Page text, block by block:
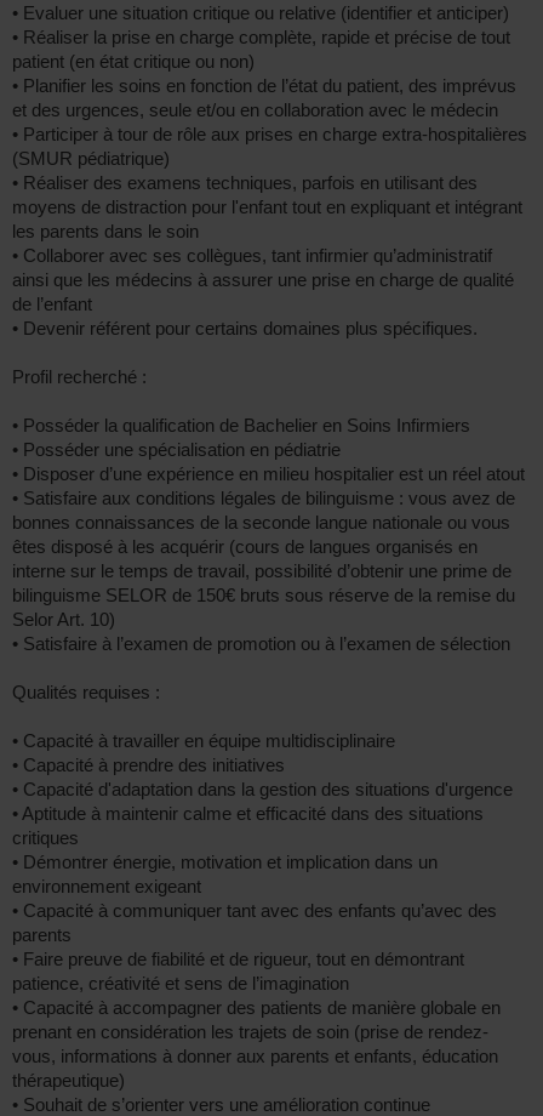
• Evaluer une situation critique ou relative (identifier et anticiper)
• Réaliser la prise en charge complète, rapide et précise de tout
patient (en état critique ou non)
• Planifier les soins en fonction de l’état du patient, des imprévus
et des urgences, seule et/ou en collaboration avec le médecin
• Participer à tour de rôle aux prises en charge extra-hospitalières
(SMUR pédiatrique)
• Réaliser des examens techniques, parfois en utilisant des
moyens de distraction pour l'enfant tout en expliquant et intégrant
les parents dans le soin
• Collaborer avec ses collègues, tant infirmier qu’administratif
ainsi que les médecins à assurer une prise en charge de qualité
de l’enfant
• Devenir référent pour certains domaines plus spécifiques.
Profil recherché :
• Posséder la qualification de Bachelier en Soins Infirmiers
• Posséder une spécialisation en pédiatrie
• Disposer d’une expérience en milieu hospitalier est un réel atout
• Satisfaire aux conditions légales de bilinguisme : vous avez de
bonnes connaissances de la seconde langue nationale ou vous
êtes disposé à les acquérir (cours de langues organisés en
interne sur le temps de travail, possibilité d’obtenir une prime de
bilinguisme SELOR de 150€ bruts sous réserve de la remise du
Selor Art. 10)
• Satisfaire à l’examen de promotion ou à l’examen de sélection
Qualités requises :
• Capacité à travailler en équipe multidisciplinaire
• Capacité à prendre des initiatives
• Capacité d'adaptation dans la gestion des situations d'urgence
• Aptitude à maintenir calme et efficacité dans des situations
critiques
• Démontrer énergie, motivation et implication dans un
environnement exigeant
• Capacité à communiquer tant avec des enfants qu’avec des
parents
• Faire preuve de fiabilité et de rigueur, tout en démontrant
patience, créativité et sens de l’imagination
• Capacité à accompagner des patients de manière globale en
prenant en considération les trajets de soin (prise de rendez-
vous, informations à donner aux parents et enfants, éducation
thérapeutique)
• Souhait de s’orienter vers une amélioration continue